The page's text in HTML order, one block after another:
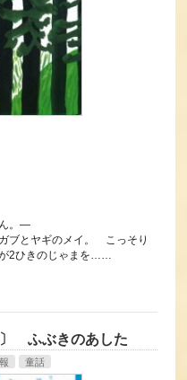
。―
ブとヤギのメイ。 こっそり
が2ひきのじゃまを……
〕 ふぶきのあした
童話